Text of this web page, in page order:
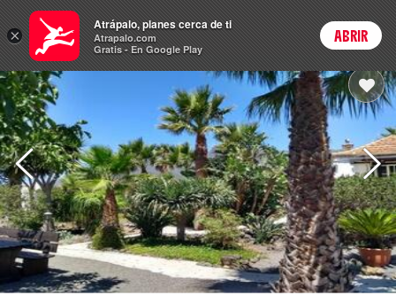
Hoteles Login
×
Atrápalo, planes cerca de ti
Atrapalo.com
Gratis - En Google Play
ABRIR